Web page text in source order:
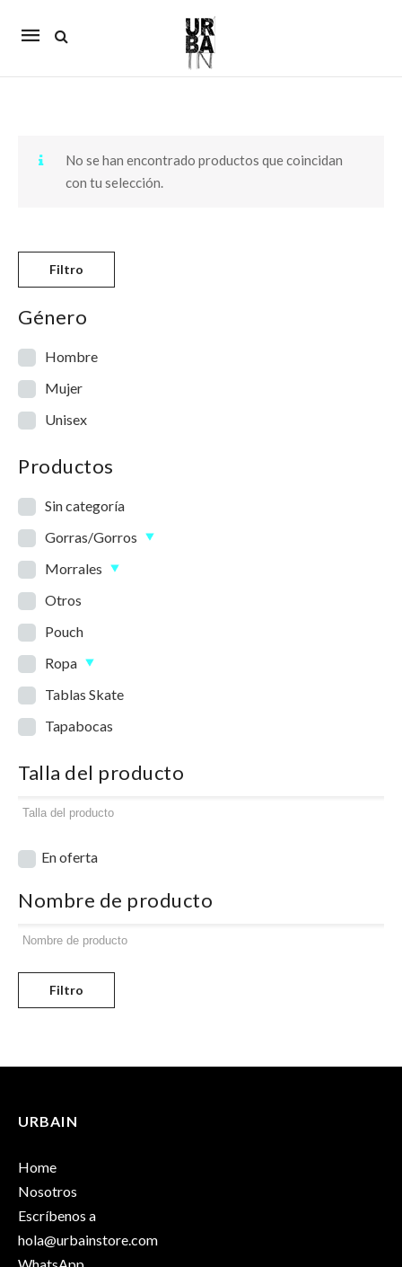
Mobile
No se han encontrado productos que coincidan
con tu selección.
Filtro
Género
Hombre
Mujer
Unisex
Productos
Sin categoría
Gorras/Gorros
Morrales
Otros
Pouch
Ropa
Tablas Skate
Tapabocas
Talla del producto
En oferta
Nombre de producto
Filtro
URBAIN
Home
Nosotros
Escríbenos a
hola@urbainstore.com